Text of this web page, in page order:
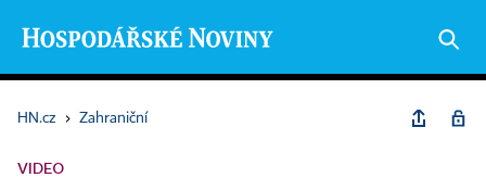
HN.cz › Zahraniční
VIDEO